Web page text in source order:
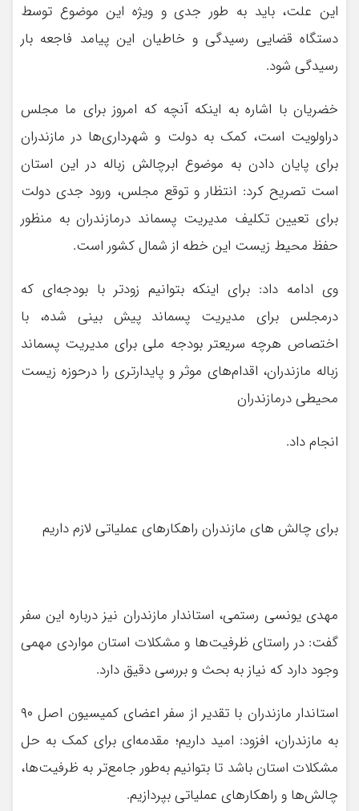
این علت، باید به طور جدی و ویژه این موضوع توسط
دستگاه قضایی رسیدگی و خاطیان این پیامد فاجعه بار
رسیدگی شود.
خضریان با اشاره به اینکه آنچه که امروز برای ما مجلس
دراولویت است، کمک به دولت و شهرداری‌ها در مازندران
برای پایان دادن به موضوع ابرچالش زباله در این استان
است تصریح کرد: انتظار و توقع مجلس، ورود جدی دولت
برای تعیین تکلیف مدیریت پسماند درمازندران به منظور
حفظ محیط زیست این خطه از شمال کشور است.
وی ادامه داد: برای اینکه بتوانیم زودتر با بودجه‌ای که
درمجلس برای مدیریت پسماند پیش بینی شده، با
اختصاص هرچه سریعتر بودجه ملی برای مدیریت پسماند
زباله مازندران، اقدام‌های موثر و پایدارتری را درحوزه زیست
محیطی درمازندران
انجام داد.
برای چالش های مازندران راهکارهای عملیاتی لازم داریم
مهدی یونسی رستمی، استاندار مازندران نیز درباره این سفر
گفت: در راستای ظرفیت‌ها و مشکلات استان مواردی مهمی
وجود دارد که نیاز به بحث و بررسی دقیق دارد. ‎
استاندار مازندران با تقدیر از سفر اعضای کمیسیون اصل ۹۰
به مازندران‌، افزود: امید داریم‌؛ مقدمه‌ای برای کمک به حل
مشکلات استان باشد تا بتوانیم به‌طور جامع‌تر به ظرفیت‌ها،
چالش‌ها و راهکارهای عملیاتی بپردازیم.